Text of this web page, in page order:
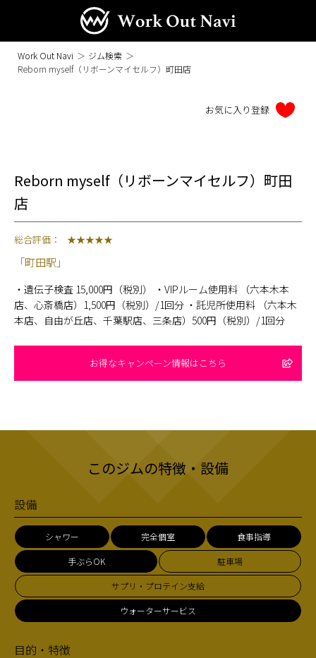
Work Out Navi ＞ ジム検索 ＞
Reborn myself（リボーンマイセルフ）町田店
Reborn myself（リボーンマイセルフ）町田
店
総合評価： ★★★★★
「町田駅」
・遺伝子検査 15,000円（税別） ・VIPルーム使用料 （六本木本
店、心斎橋店）1,500円（税別）/1回分 ・託児所使用料 （六本木
本店、自由が丘店、千葉駅店、三条店）500円（税別）/1回分
お得なキャンペーン情報はこちら
このジムの特徴・設備
設備
シャワー 完全個室 食事指導
手ぶらOK 駐車場
サプリ・プロテイン支給
ウォーターサービス
目的・特徴